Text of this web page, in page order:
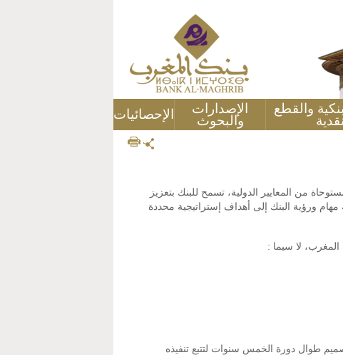
والقطع
الإصدارات
والبحوث
الإحصائيات
ومستوحاة من المعايير الدولية، تسمح للبنك بتعزيز
ورؤية البنك إلى أهداف إستراتيجية محددة
طوال دورة الخمس سنوات لتتبع تنفيذه